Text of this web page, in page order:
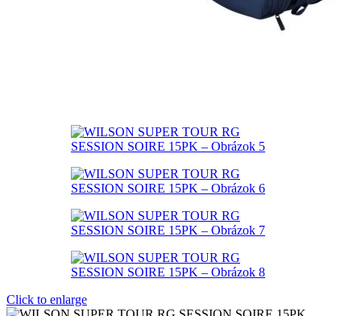
Click to enlarge